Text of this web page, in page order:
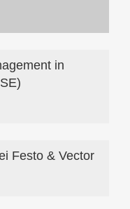
in
Festo & Vector